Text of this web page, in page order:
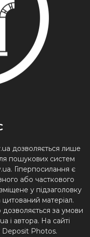
дозволяється лише
пошукових систем
Гіперпосилання є
або часткового
у підзаголовку
матеріал.
за умови
і автора. На сайті
Deposit Photos.